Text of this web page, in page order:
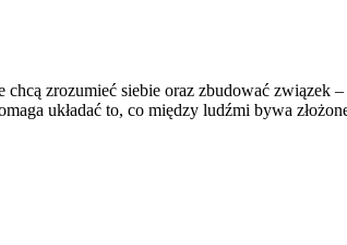
zrozumieć siebie oraz zbudować związek
układać to, co między ludźmi bywa